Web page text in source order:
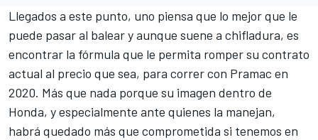
Llegados a este punto, uno piensa que lo mejor que le
puede pasar al balear y aunque suene a chifladura, es
encontrar la fórmula que le permita romper su contrato
actual al precio que sea, para correr con Pramac en
2020. Más que nada porque su imagen dentro de
Honda, y especialmente ante quienes la manejan,
habrá quedado más que comprometida si tenemos en